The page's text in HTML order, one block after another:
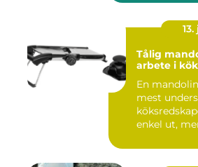
Tålig
arbete i
En
mest
enkel ut,